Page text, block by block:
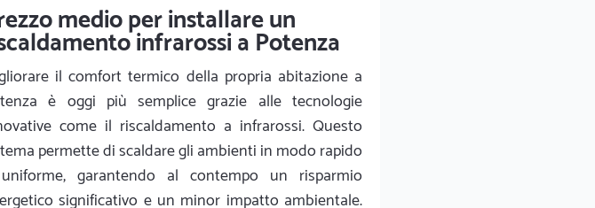
medio per installare un
infrarossi a Potenza
il comfort termico della propria abitazione a
è oggi più semplice grazie alle tecnologie
come il riscaldamento a infrarossi. Questo
permette di scaldare gli ambienti in modo rapido
garantendo al contempo un risparmio
significativo e un minor impatto ambientale.